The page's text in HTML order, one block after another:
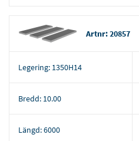
Artnr: 20857
Legering: 1350H14
Bredd: 10.00
Längd:6000